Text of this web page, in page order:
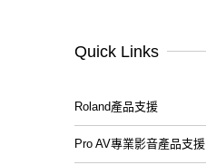
Quick Links
Roland產品支援
Pro AV專業影音產品支援